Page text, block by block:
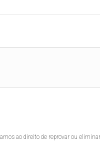
ao direito de reprovar ou